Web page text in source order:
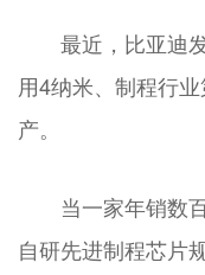
最近，比亚迪
用4纳米、制程行
产。
当一家年销数
自研先进制程芯片